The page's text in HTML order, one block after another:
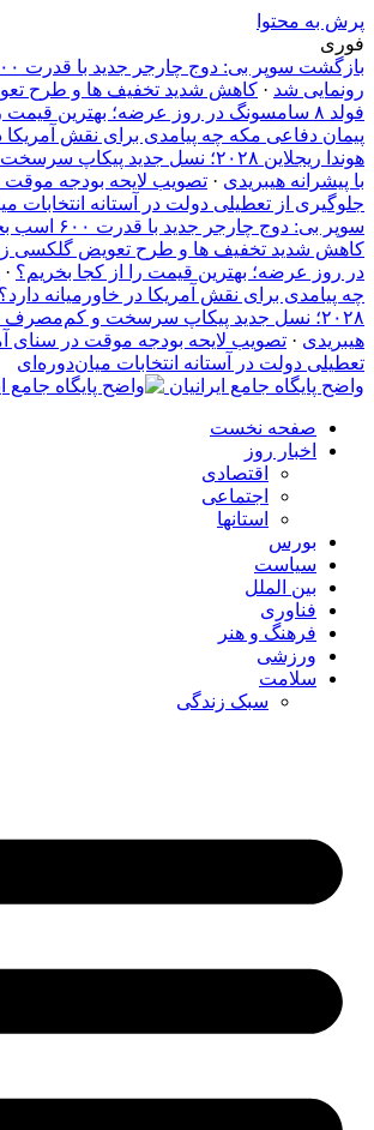
پرش به محتوا
فوری
رونمایی شد · کاهش شدید تخفیف‌ ها و طرح
فولد ۸ سامسونگ در روز عرضه؛ بهترین قیمت را از کجا بخریم؟
پیمان دفاعی مکه چه پیامدی برای نقش آمریکا
هوندا ریجلاین ۲۰۲۸؛ نسل جدید
با پیشرانه هیبریدی · تصویب لایحه بودجه موقت
جلوگیری از تعطیلی دولت در آستانه انتخابات
سوپر بی: دوج چارجر جدید با قدرت ۶۰۰ اسب بخار رونمایی شد
در روز عرضه؛ بهترین قیمت را از کجا بخریم؟ ·
چه پیامدی برای نقش آمریکا در خاورمیانه دارد؟
۲۰۲۸؛ نسل جدید پیکاپ سرسخت و کم‌مصرف
هیبریدی · تصویب لایحه بودجه موقت در سنای
تعطیلی دولت در آستانه انتخابات میان‌دوره‌ای
واضح پایگاه جامع ایرانیان
صفحه نخست
اخبار روز
اقتصادی
اجتماعی
استانها
بورس
سیاست
بین الملل
فناوری
فرهنگ و هنر
ورزشی
سلامت
سبک زندگی